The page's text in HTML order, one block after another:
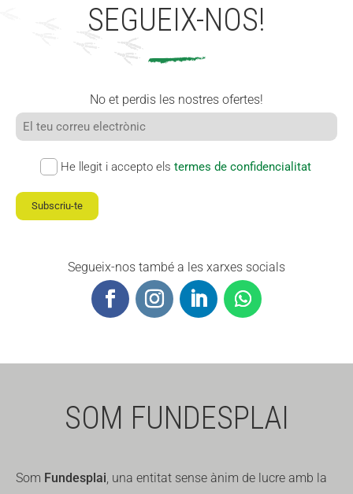
SEGUEIX-NOS!
No et perdis les nostres ofertes!
He llegit i accepto els termes de confidencialitat
Subscriu-te
Segueix-nos també a les xarxes socials
SOM FUNDESPLAI
Som Fundesplai , una entitat sense ànim de lucre amb la
Proposta educativa
Butlletins
Diari de la Fundació
Fundesplai als mitjans
Xarxes socials
Fes un donatiu
Proposta educativa
Butlletins
Diari de la Fundació
Fundesplai als mitjans
Xarxes socials
Fes un donatiu